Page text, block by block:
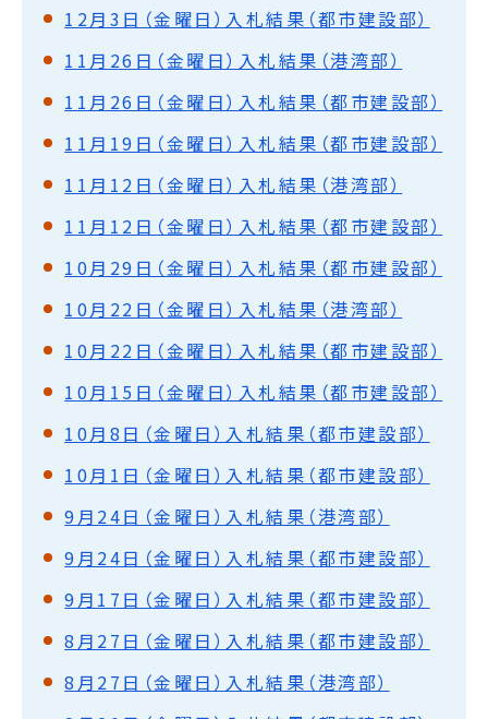
12月3日（金曜日）入札結果（都市建設部）
11月26日（金曜日）入札結果（港湾部）
11月26日（金曜日）入札結果（都市建設部）
11月19日（金曜日）入札結果（都市建設部）
11月12日（金曜日）入札結果（港湾部）
11月12日（金曜日）入札結果（都市建設部）
10月29日（金曜日）入札結果（都市建設部）
10月22日（金曜日）入札結果（港湾部）
10月22日（金曜日）入札結果（都市建設部）
10月15日（金曜日）入札結果（都市建設部）
10月8日（金曜日）入札結果（都市建設部）
10月1日（金曜日）入札結果（都市建設部）
9月24日（金曜日）入札結果（港湾部）
9月24日（金曜日）入札結果（都市建設部）
9月17日（金曜日）入札結果（都市建設部）
8月27日（金曜日）入札結果（都市建設部）
8月27日（金曜日）入札結果（港湾部）